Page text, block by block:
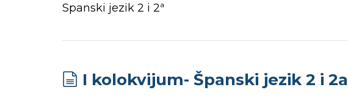
Spanski jezik 2 i 2ª
I kolokvijum- Španski jezik 2 i 2a